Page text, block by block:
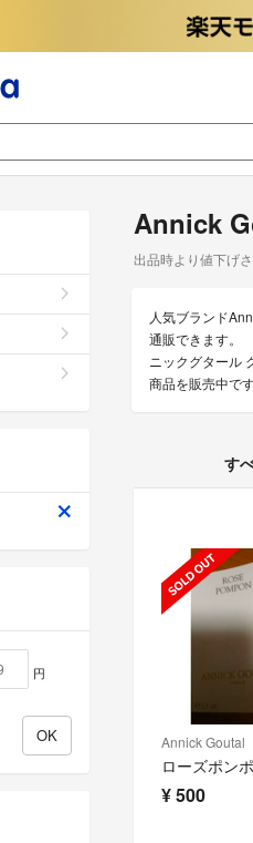
Annick
出品時より値下げ
人気ブランド
通販できます。
ニックグタール
商品を販売中で
す
Annick Goutal
¥500
円